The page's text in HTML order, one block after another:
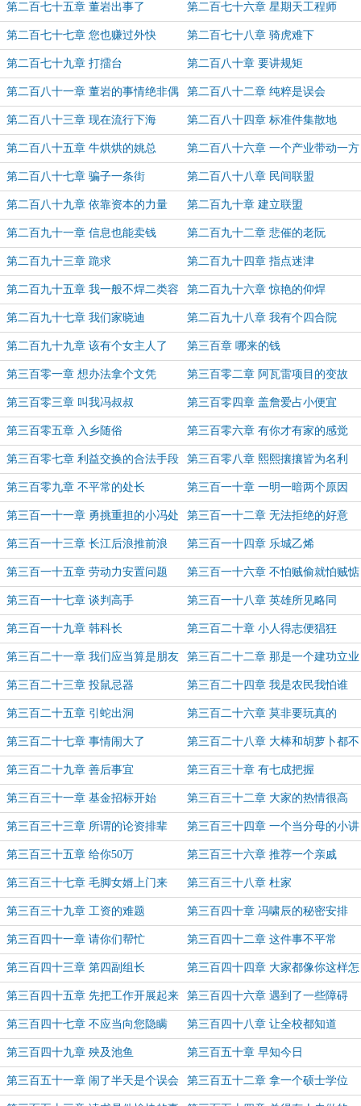
第二百七十五章 董岩出事了 第二百七十六章 星期天工程师
第二百七十七章 您也赚过外快 第二百七十八章 骑虎难下
第二百七十九章 打擂台 第二百八十章 要讲规矩
第二百八十一章 董岩的事情绝非偶
然
第二百八十二章 纯粹是误会
第二百八十三章 现在流行下海 第二百八十四章 标准件集散地
第二百八十五章 牛烘烘的姚总 第二百八十六章 一个产业带动一方
经济
第二百八十七章 骗子一条街 第二百八十八章 民间联盟
第二百八十九章 依靠资本的力量 第二百九十章 建立联盟
第二百九十一章 信息也能卖钱 第二百九十二章 悲催的老阮
第二百九十三章 跪求 第二百九十四章 指点迷津
第二百九十五章 我一般不焊二类容
器
第二百九十六章 惊艳的仰焊
第二百九十七章 我们家晓迪 第二百九十八章 我有个四合院
第二百九十九章 该有个女主人了 第三百章 哪来的钱
第三百零一章 想办法拿个文凭 第三百零二章 阿瓦雷项目的变故
第三百零三章 叫我冯叔叔 第三百零四章 盖詹爱占小便宜
第三百零五章 入乡随俗 第三百零六章 有你才有家的感觉
第三百零七章 利益交换的合法手段 第三百零八章 熙熙攘攘皆为名利
第三百零九章 不平常的处长 第三百一十章 一明一暗两个原因
第三百一十一章 勇挑重担的小冯处
长
第三百一十二章 无法拒绝的好意
第三百一十三章 长江后浪推前浪 第三百一十四章 乐城乙烯
第三百一十五章 劳动力安置问题 第三百一十六章 不怕贼偷就怕贼惦
记
第三百一十七章 谈判高手 第三百一十八章 英雄所见略同
第三百一十九章 韩科长 第三百二十章 小人得志便猖狂
第三百二十一章 我们应当算是朋友
吧
第三百二十二章 那是一个建功立业
的好地方
第三百二十三章 投鼠忌器 第三百二十四章 我是农民我怕谁
第三百二十五章 引蛇出洞 第三百二十六章 莫非要玩真的
第三百二十七章 事情闹大了 第三百二十八章 大棒和胡萝卜都不
能少
第三百二十九章 善后事宜 第三百三十章 有七成把握
第三百三十一章 基金招标开始 第三百三十二章 大家的热情很高
第三百三十三章 所谓的论资排辈 第三百三十四章 一个当分母的小讲
师
第三百三十五章 给你50万 第三百三十六章 推荐一个亲戚
第三百三十七章 毛脚女婿上门来 第三百三十八章 杜家
第三百三十九章 工资的难题 第三百四十章 冯啸辰的秘密安排
第三百四十一章 请你们帮忙 第三百四十二章 这件事不平常
第三百四十三章 第四副组长 第三百四十四章 大家都像你这样怎
么办
第三百四十五章 先把工作开展起来 第三百四十六章 遇到了一些障碍
第三百四十七章 不应当向您隐瞒 第三百四十八章 让全校都知道
第三百四十九章 殃及池鱼 第三百五十章 早知今日
第三百五十一章 闹了半天是个误会 第三百五十二章 拿一个硕士学位